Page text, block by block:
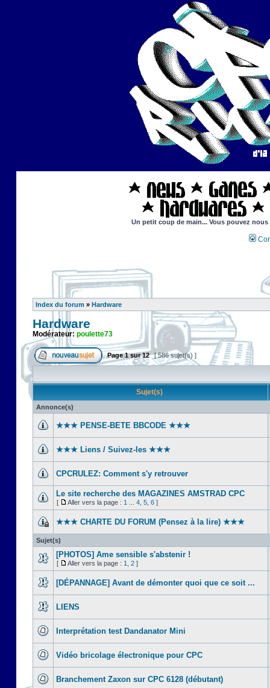
Un petit coup de main... Vous pouvez
Index du forum » Hardware
Hardware
Modérateur: poulette73
Page1sur12 [ 586 sujet(s) ]
Sujet(s)
Annonce(s)
★★★ PENSE-BETE BBCODE ★★★
★★★ Liens / Suivez-les ★★★
CPCRULEZ: Comment s'y retrouver‎
Le site recherche des MAGAZINES AMSTRAD CPC
[ Aller vers la page : 1 4 5 6 ]
★★★ CHARTE DU FORUM (Pensez à la lire) ★★★
Sujet(s)
[PHOTOS] Ame sensible s'abstenir !
[ Aller vers la page : 1 2 ]
[DÉPANNAGE] Avant de démonter quoi que ce soit ...
LIENS
Interprétation test Dandanator Mini
Vidéo bricolage électronique pour CPC
Branchement Zaxon sur CPC 6128 (débutant)